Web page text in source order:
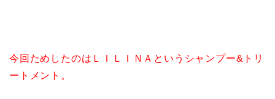
今回ためしたのはＬＩＬＩＮＡというシャンプー&トリ
ートメント。